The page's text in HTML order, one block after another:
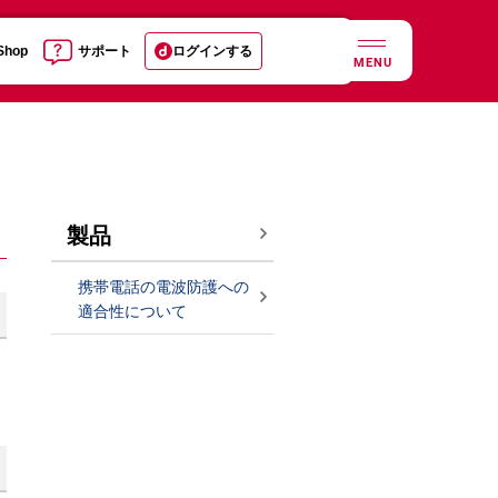
サポート ログインする
MENU
製品
携帯電話の電波防護への
適合性について